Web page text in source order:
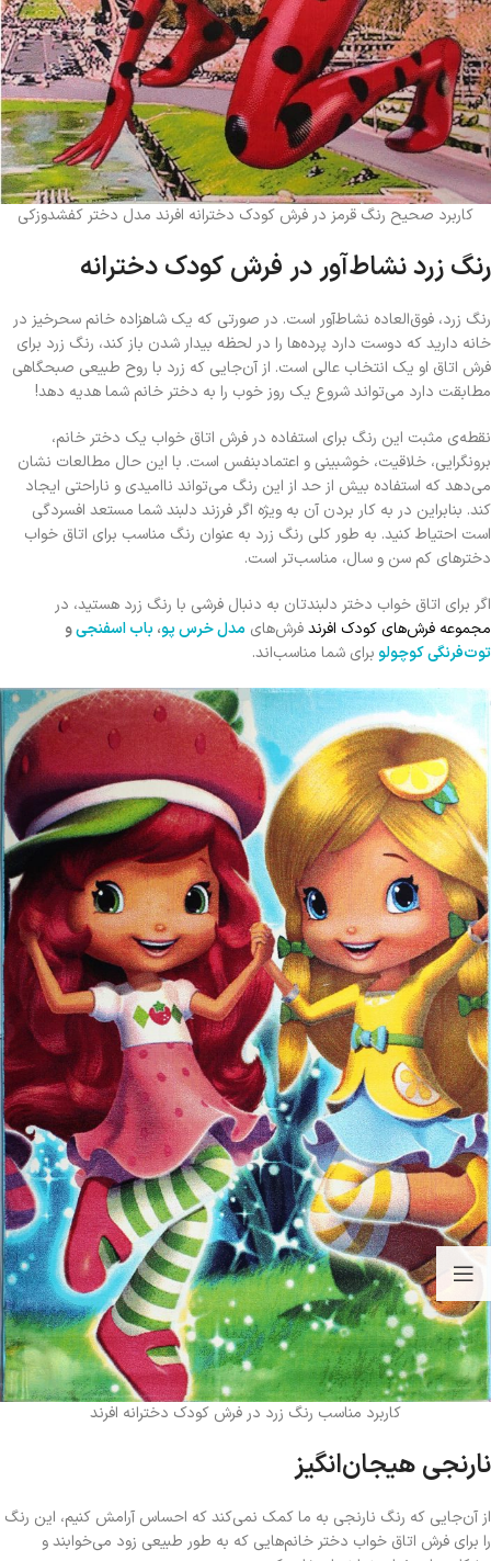
کاربرد صحیح رنگ قرمز در فرش کودک دخترانه افرند مدل دختر کفشدوزکی
رنگ زرد نشاط‌آور در فرش کودک دخترانه
رنگ زرد، فوق‌العاده نشاط‌آور است. در صورتی که یک شاهزاده خانم سحرخیز در
خانه دارید که دوست دارد پرده‌ها را در لحظه بیدار شدن باز کند، رنگ زرد برای
فرش اتاق او یک انتخاب عالی است. از آن‌جایی که زرد با روح طبیعی صبحگاهی
مطابقت دارد می‌تواند شروع یک روز خوب را به دختر خانم شما هدیه دهد!
نقطه‌ی مثبت این رنگ برای استفاده در فرش اتاق خواب یک دختر خانم،
برونگرایی، خلاقیت، خوشبینی و اعتمادبنفس است. با این حال مطالعات نشان
می‌دهد که استفاده بیش از حد از این رنگ می‌تواند ناامیدی و ناراحتی ایجاد
کند. بنابراین در به کار بردن آن به ویژه اگر فرزند دلبند شما مستعد افسردگی
است احتیاط کنید. به طور کلی رنگ زرد به عنوان رنگ مناسب برای اتاق خواب
دخترهای کم سن و سال، مناسب‌تر است.
اگر برای اتاق خواب دختر دلبندتان به دنبال فرشی با رنگ زرد هستید، ‌در
مجموعه فرش‌های کودک افرندفرش‌های مدل خرس پو، باب اسفنجیو
توت‌فرنگی کوچولوبرای شما مناسب‌اند.
کاربرد مناسب رنگ زرد در فرش کودک دخترانه افرند
نارنجی هیجان‌انگیز
از آن‌جایی که رنگ نارنجی به ما کمک نمی‌کند که احساس آرامش کنیم، این رنگ
را برای فرش اتاق خواب دختر خانم‌هایی که به طور طبیعی زود می‌خوابند و